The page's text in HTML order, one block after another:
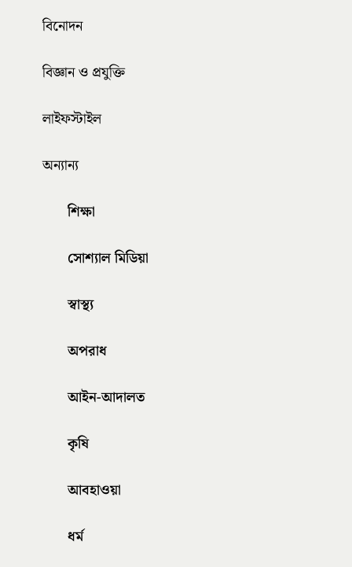
বিনোদন
বিজ্ঞান ও প্রযুক্তি
লাইফস্টাইল
অন্যান্য
শিক্ষা
সোশ্যাল মিডিয়া
স্বাস্থ্য
অপরাধ
আইন-আদালত
কৃষি
আবহাওয়া
ধর্ম